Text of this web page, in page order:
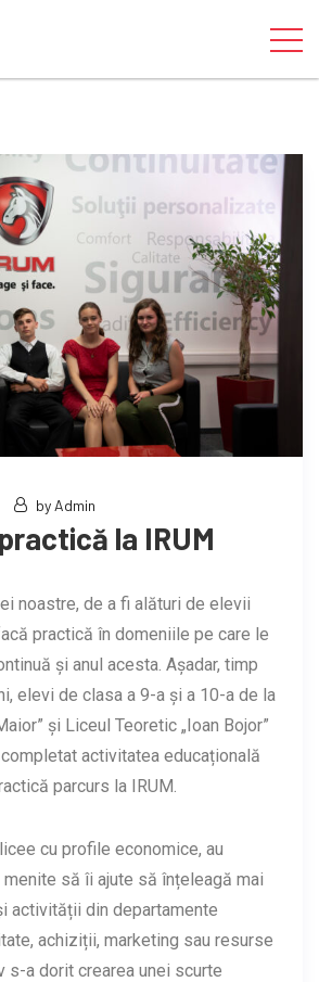
by Admin
la IRUM
noastre, de a fi alături de elevii
practică în domeniile pe care le
și anul acesta. Așadar, timp
elevi de clasa a 9-a și a 10-a de la
și Liceul Teoretic „Ioan Bojor”
activitatea educațională
parcurs la IRUM.
cu profile economice, au
să îi ajute să înțeleagă mai
activității din departamente
achiziții, marketing sau resurse
s-a dorit crearea unei scurte